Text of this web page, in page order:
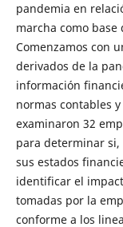
pandemia en
marcha como
Comenzamos con
derivados de la
información
normas contables
examinaron 32
para determinar
sus estados
identificar el
tomadas por la
conforme a los